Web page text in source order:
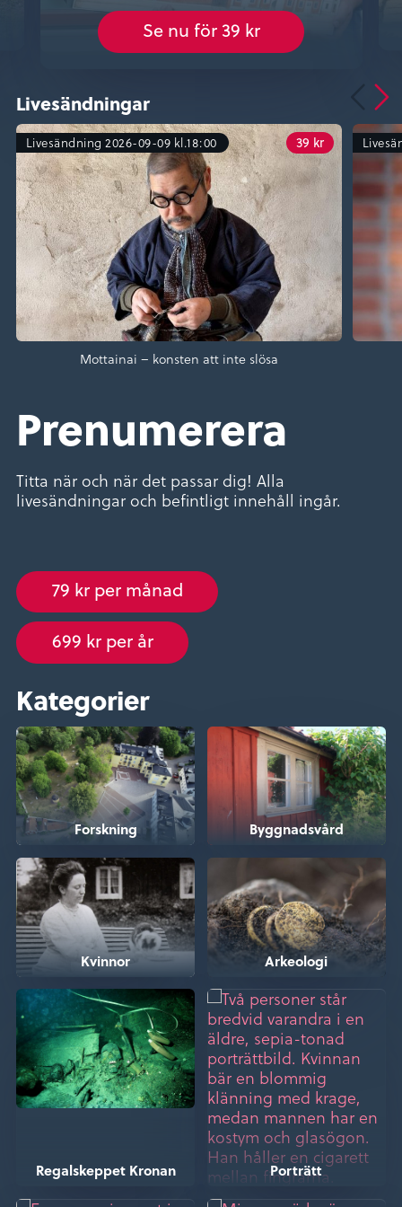
Se nu för 39 kr
Livesändningar
Mottainai – konsten att inte slösa
39 kr
Livesändning 2026-09-09 kl.18:00
Prenumerera
Titta när och när det passar dig! Alla
livesändningar och befintligt innehåll ingår.
79 kr per månad
699 kr per år
Kategorier
Forskning Byggnadsvård
Kvinnor Arkeologi
Regalskeppet Kronan Porträtt